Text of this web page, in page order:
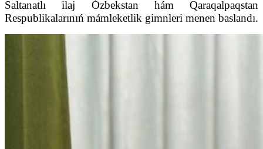
Saltanatlı ilaj Ózbekstan hám Qaraqalpaqstan
Respublikalarınıń mámleketlik gimnleri menen baslandı.